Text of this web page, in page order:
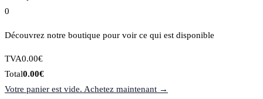
0
Découvrez notre boutique pour voir ce qui est disponible
Montant
de
la
TVA0.00€
Total
du
Total0.00€
Votre panier est vide. Achetez maintenant →